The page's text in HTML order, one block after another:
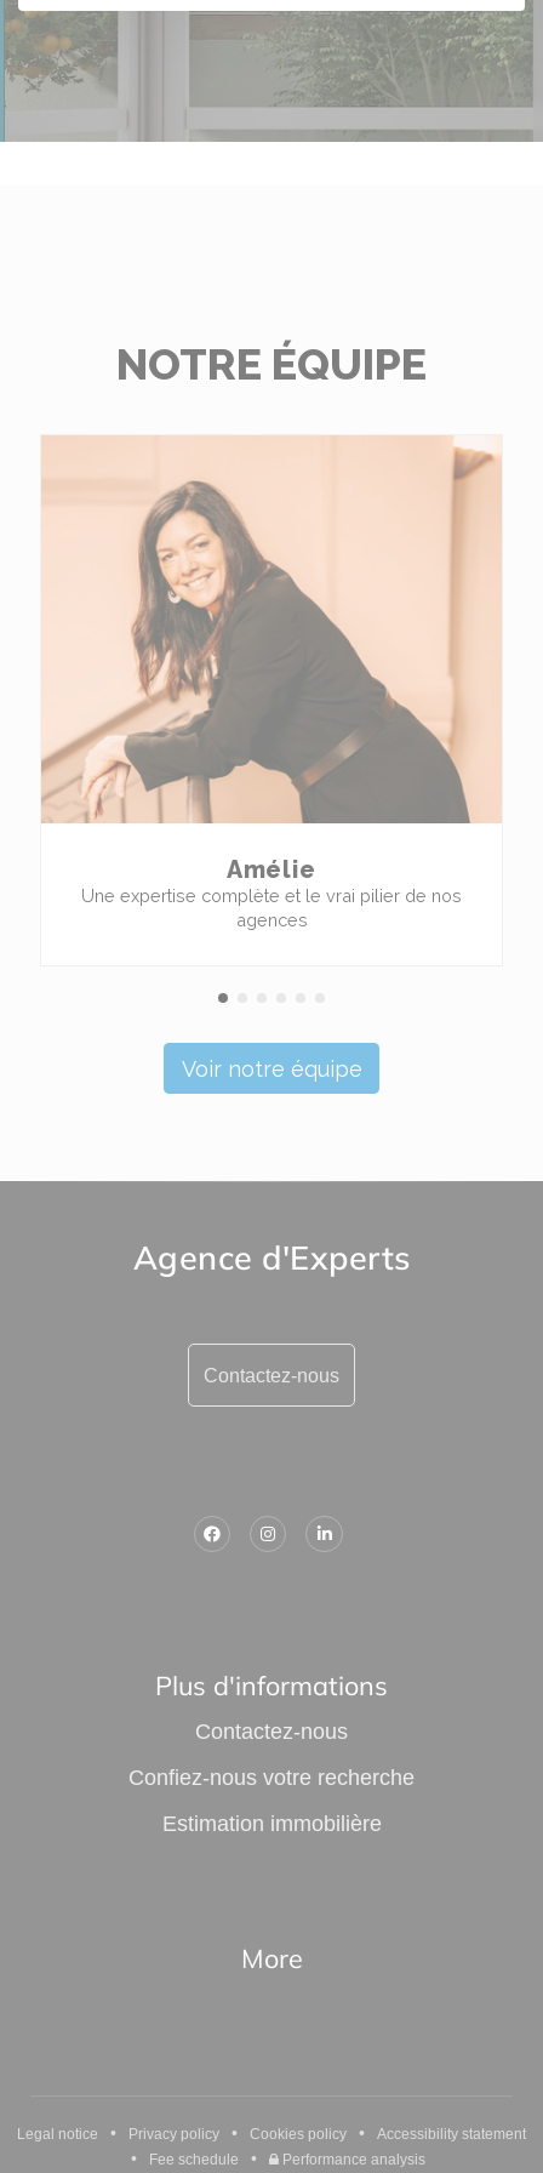
NOTRE ÉQUIPE
Amélie
Une expertise complète et le vrai pilier de nos
agences
Voir notre équipe
Agence d'Experts
Contactez-nous
Plus d'informations
Contactez-nous
Confiez-nous votre recherche
Estimation immobilière
More
Legal notice • Privacy policy • Cookies policy • Accessibility statement
• Fee schedule • Performance analysis